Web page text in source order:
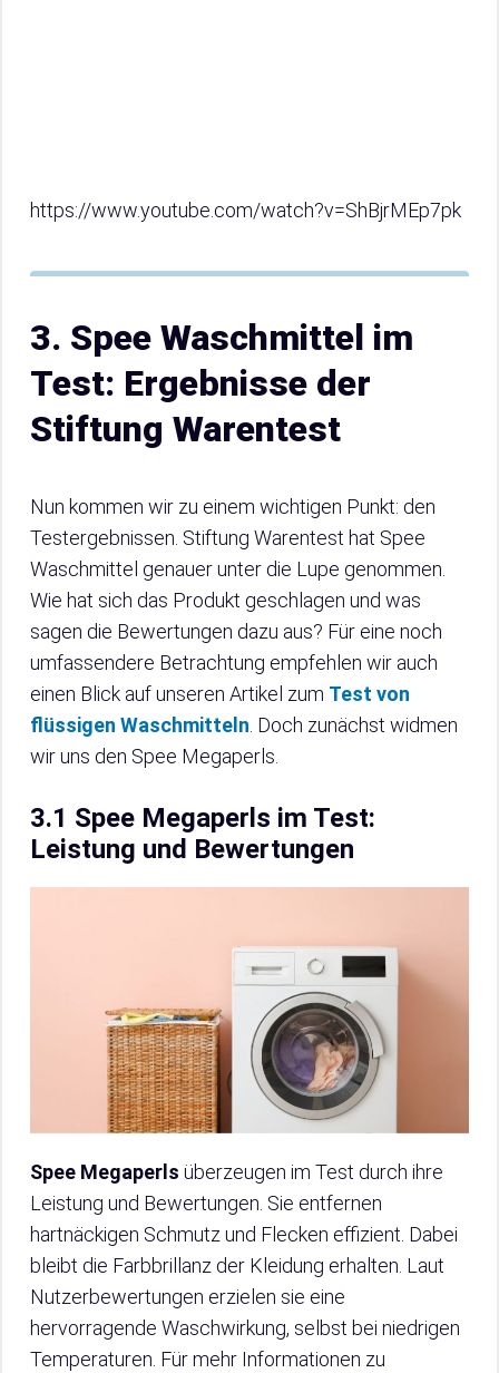
https://www.youtube.com/watch?v=ShBjrMEp7pk
3. Spee Waschmittel im
Test: Ergebnisse der
Stiftung Warentest
Nun kommen wir zu einem wichtigen Punkt: den
Testergebnissen. Stiftung Warentest hat Spee
Waschmittel genauer unter die Lupe genommen.
Wie hat sich das Produkt geschlagen und was
sagen die Bewertungen dazu aus? Für eine noch
umfassendere Betrachtung empfehlen wir auch
einen Blick auf unseren Artikel zum Test von
flüssigen Waschmitteln . Doch zunächst widmen
wir uns den Spee Megaperls.
3.1 Spee Megaperls im Test:
Leistung und Bewertungen
Spee Megaperls überzeugen im Test durch ihre
Leistung und Bewertungen. Sie entfernen
hartnäckigen Schmutz und Flecken effizient. Dabei
bleibt die Farbbrillanz der Kleidung erhalten. Laut
Nutzerbewertungen erzielen sie eine
hervorragende Waschwirkung, selbst bei niedrigen
Temperaturen. Für mehr Informationen zu